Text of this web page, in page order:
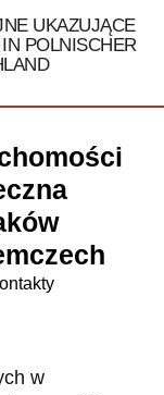
UKAZUJĄCE
IN POLNISCHER
Tel. 030 / 324 16 32
w